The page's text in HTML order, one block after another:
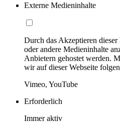
Externe Medieninhalte
Durch das Akzeptieren
oder andere Medieninhalte
Anbietern gehostet werden.
wir auf dieser Webseite
Vimeo, YouTube
Erforderlich
Immer aktiv